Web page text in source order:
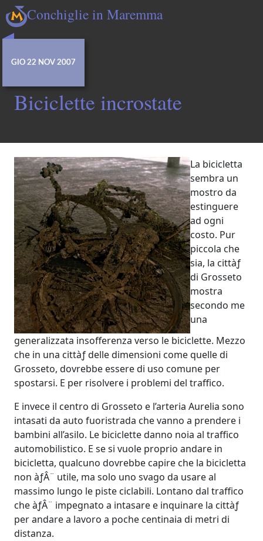
Conchiglie in Maremma
GIO 22 NOV 2007
Biciclette incrostate
La bicicletta
sembra un
mostro da
estinguere
ad ogni
costo. Pur
piccola che
sia, la cittàƒ
di Grosseto
mostra
secondo me
una
generalizzata insofferenza verso le biciclette. Mezzo
che in una cittàƒ delle dimensioni come quelle di
Grosseto, dovrebbe essere di uso comune per
spostarsi. E per risolvere i problemi del traffico.
E invece il centro di Grosseto e l’arteria Aurelia sono
intasati da auto fuoristrada che vanno a prendere i
bambini all’asilo. Le biciclette danno noia al traffico
automobilistico. E se si vuole proprio andare in
bicicletta, qualcuno dovrebbe capire che la bicicletta
non àƒÂ¨ utile, ma solo uno svago da usare al
massimo lungo le piste ciclabili. Lontano dal traffico
che àƒÂ¨ impegnato a intasare e inquinare la cittàƒ
per andare a lavoro a poche centinaia di metri di
distanza.